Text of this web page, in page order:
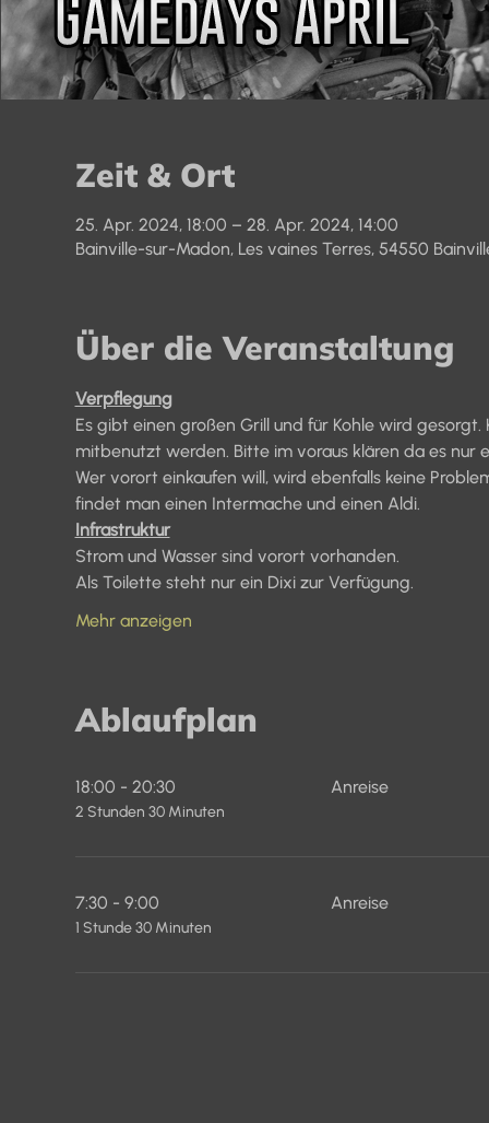
Zeit & Ort
25. Apr. 2024, 18:00 – 28. Apr. 2024, 14:00
Bainville-sur-Madon, Les vaines Terres, 54550
Über die Veranstaltung
Verpflegung
Es gibt einen großen Grill und für Kohle wird
mitbenutzt werden. Bitte im voraus klären da es nur
Wer vorort einkaufen will, wird ebenfalls keine
findet man einen Intermache und einen Aldi.
Infrastruktur
Strom und Wasser sind vorort vorhanden.
Als Toilette steht nur ein Dixi zur Verfügung.
Mehr anzeigen
Ablaufplan
18:00 - 20:30
2 Stunden 30 Minuten
Anreise
7:30 - 9:00
1 Stunde 30 Minuten
Anreise